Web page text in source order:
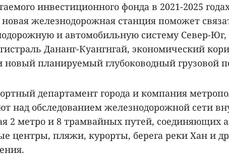
инвестиционного фонда в 2021-2025
новая железнодорожная станция поможет
и автомобильную систему Север-Юг,
Дананг-Куангнгай, экономический
новый планируемый глубоководный грузовой
департамент города и компания
над обследованием железнодорожной сети
2 метро и 8 трамвайных путей, соединяющих
центры, пляжи, курорты, берега реки Хан и